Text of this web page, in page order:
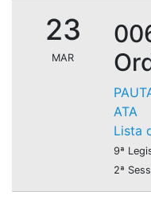
23
MAR
ATA
Lista
9ª
2ª